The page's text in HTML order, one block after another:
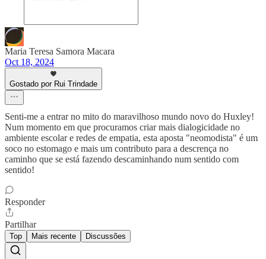
Maria Teresa Samora Macara
Oct 18, 2024
Gostado por Rui Trindade
Senti-me a entrar no mito do maravilhoso mundo novo do Huxley!
Num momento em que procuramos criar mais dialogicidade no
ambiente escolar e redes de empatia, esta aposta "neomodista" é um
soco no estomago e mais um contributo para a descrença no
caminho que se está fazendo descaminhando num sentido com
sentido!
Responder
Partilhar
Top Mais recente Discussões